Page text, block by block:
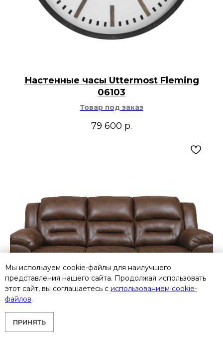
Настенные часы Uttermost Fleming
06103
Товар под заказ
79 600 р.
Мы используем cookie-файлы для наилучшего
представления нашего сайта. Продолжая использовать
этот сайт, вы соглашаетесь с использованием cookie-
файлов.
ПРИНЯТЬ